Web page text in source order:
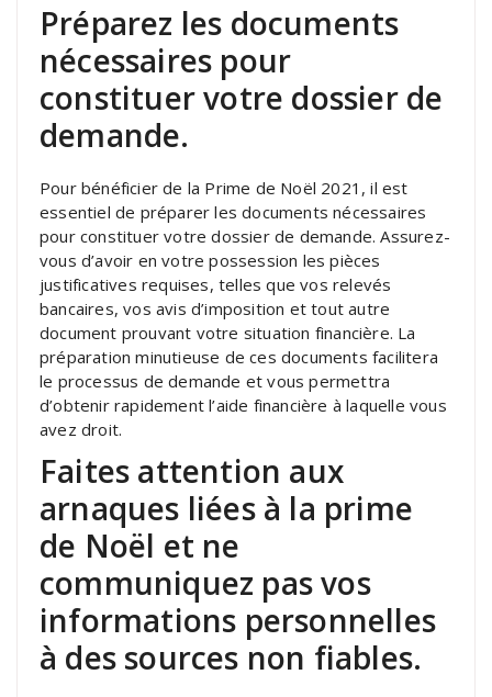
Préparez les documents
nécessaires pour
constituer votre dossier de
demande.
Pour bénéficier de la Prime de Noël 2021, il est
essentiel de préparer les documents nécessaires
pour constituer votre dossier de demande. Assurez-
vous d’avoir en votre possession les pièces
justificatives requises, telles que vos relevés
bancaires, vos avis d’imposition et tout autre
document prouvant votre situation financière. La
préparation minutieuse de ces documents facilitera
le processus de demande et vous permettra
d’obtenir rapidement l’aide financière à laquelle vous
avez droit.
Faites attention aux
arnaques liées à la prime
de Noël et ne
communiquez pas vos
informations personnelles
à des sources non fiables.